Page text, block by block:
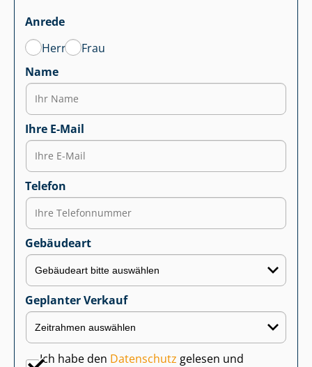
Anrede
Herr
Frau
Name
Ihre E-Mail
Telefon
Gebäudeart
Geplanter Verkauf
Ich habe den Datenschutz gelesen und